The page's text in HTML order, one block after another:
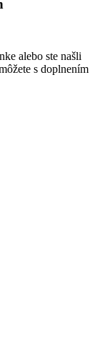
alebo ste našli
s doplnením